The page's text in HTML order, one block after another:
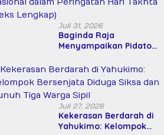
Juli 31, 2026
Baginda Raja
Menyampaikan Pidato
Peringatan Hari Takhta
(Teks Lengkap)
Juli 27, 2026
Kekerasan Berdarah di
Yahukimo: Kelompok